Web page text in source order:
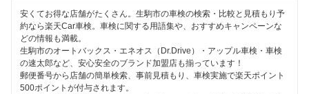
大和高田市
山辺郡
吉野郡
1日車検
夜間受付
整備保証
上原B-cle車検
ウルトラ車検
ホリデー車検
安くてお得な店舗がたくさん。生駒市の車検の検索・比較と見積もり予
約なら楽天Car車検。車検に関する用語集や、おすすめキャンペーンな
どの情報も満載。
生駒市のオートバックス・エネオス（Dr.Drive）・アップル車検・車検
の速太郎など、安心安全のブランド加盟店も揃っています！
郵便番号から店舗の簡単検索、事前見積もり、車検実施で楽天ポイント
500ポイントが付与されます。